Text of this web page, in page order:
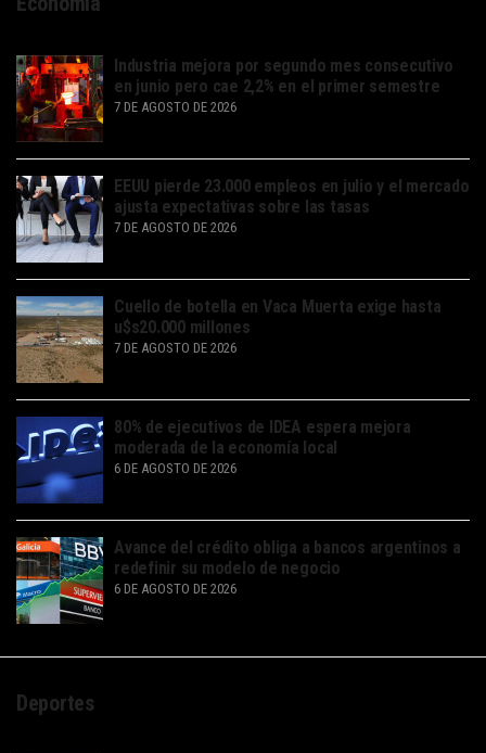
Industria mejora por segundo mes consecutivo
en junio pero cae 2,2% en el primer semestre
7 DE AGOSTO DE 2026
EEUU pierde 23.000 empleos en julio y el mercado
ajusta expectativas sobre las tasas
7 DE AGOSTO DE 2026
Cuello de botella en Vaca Muerta exige hasta
u$s20.000 millones
7 DE AGOSTO DE 2026
80% de ejecutivos de IDEA espera mejora
moderada de la economía local
6 DE AGOSTO DE 2026
Avance del crédito obliga a bancos argentinos a
redefinir su modelo de negocio
6 DE AGOSTO DE 2026
Deportes